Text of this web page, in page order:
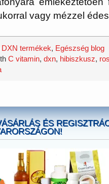
vagy mézzel
DXN termékek, Egészség blog
C vitamin,dxn, hibiszkusz,
ÉS